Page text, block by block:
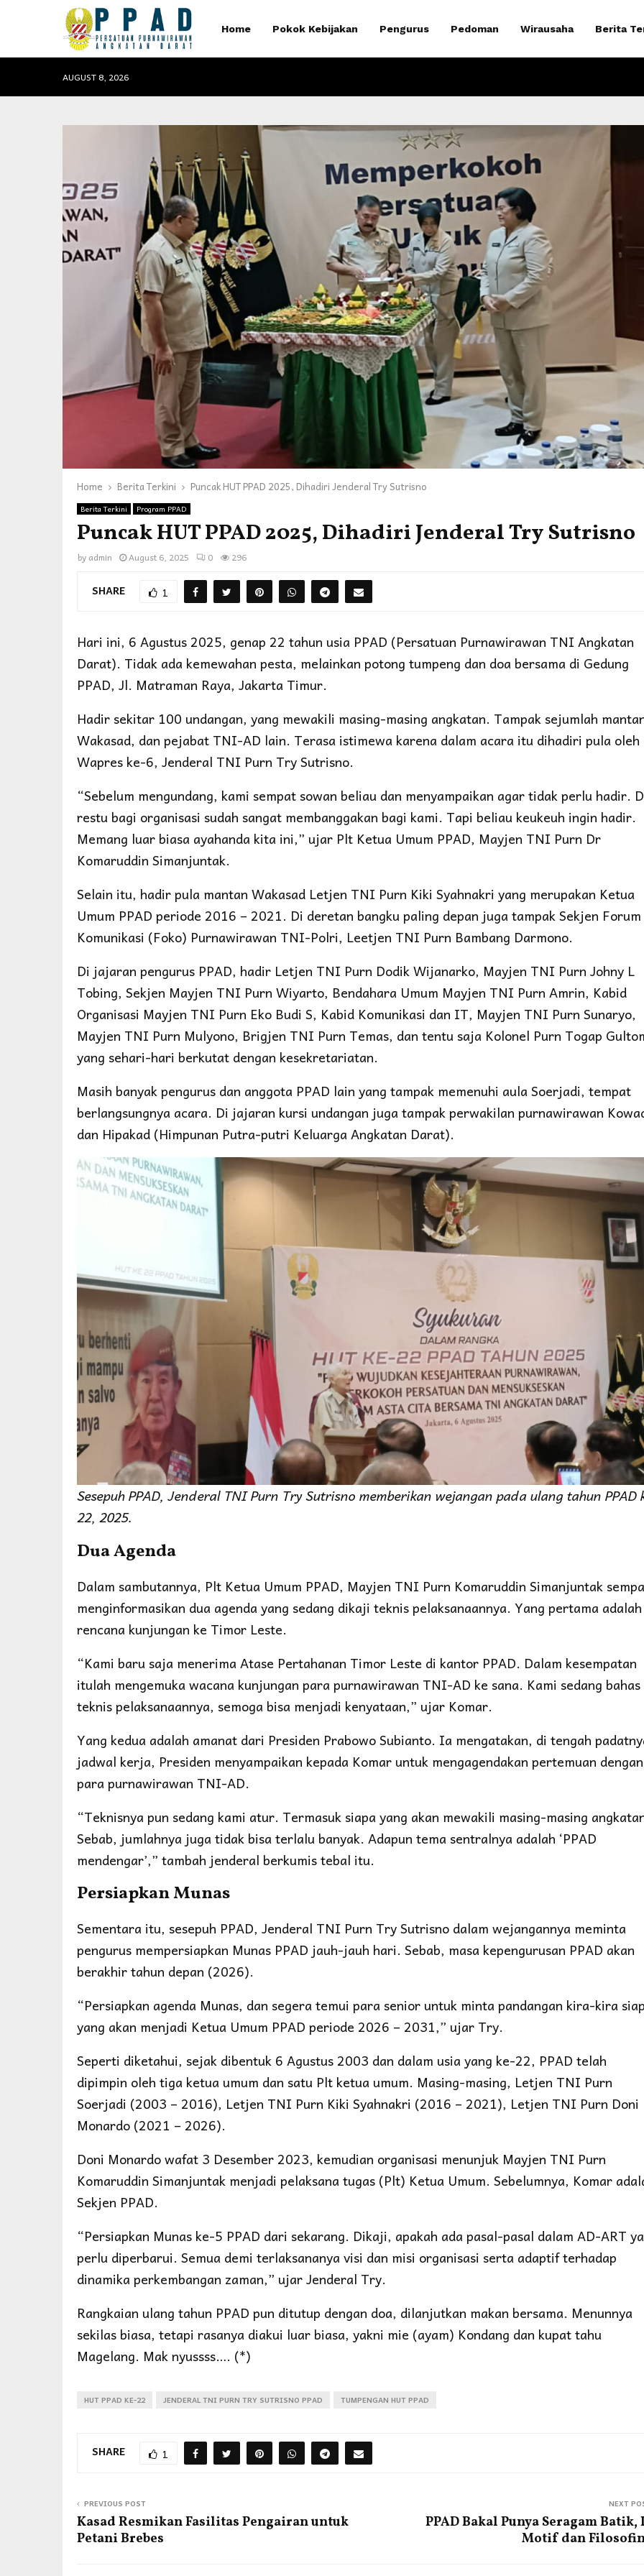
Home Pokok Kebijakan Pengurus Pedoman Wirausaha Berita
AUGUST 8, 2026
Home Berita Terkini Puncak HUT PPAD 2025, Dihadiri Jenderal Try Sutrisno
Berita Terkini Program PPAD
Puncak HUT PPAD 2025, Dihadiri Jenderal Try Sutrisno
by admin August 6, 2025 0 296
SHARE 1
Hari ini, 6 Agustus 2025, genap 22 tahun usia PPAD (Persatuan Purnawirawan TNI Angkatan
Darat). Tidak ada kemewahan pesta, melainkan potong tumpeng dan doa bersama di Gedung
PPAD, Jl. Matraman Raya, Jakarta Timur.
Hadir sekitar 100 undangan, yang mewakili masing-masing angkatan. Tampak sejumlah
Wakasad, dan pejabat TNI-AD lain. Terasa istimewa karena dalam acara itu dihadiri pula oleh
Wapres ke-6, Jenderal TNI Purn Try Sutrisno.
“Sebelum mengundang, kami sempat sowan beliau dan menyampaikan agar tidak perlu hadir.
restu bagi organisasi sudah sangat membanggakan bagi kami. Tapi beliau keukeuh ingin hadir.
Memang luar biasa ayahanda kita ini,” ujar Plt Ketua Umum PPAD, Mayjen TNI Purn Dr
Komaruddin Simanjuntak.
Selain itu, hadir pula mantan Wakasad Letjen TNI Purn Kiki Syahnakri yang merupakan Ketua
Umum PPAD periode 2016 – 2021. Di deretan bangku paling depan juga tampak Sekjen Forum
Komunikasi (Foko) Purnawirawan TNI-Polri, Leetjen TNI Purn Bambang Darmono.
Di jajaran pengurus PPAD, hadir Letjen TNI Purn Dodik Wijanarko, Mayjen TNI Purn Johny L
Tobing, Sekjen Mayjen TNI Purn Wiyarto, Bendahara Umum Mayjen TNI Purn Amrin, Kabid
Organisasi Mayjen TNI Purn Eko Budi S, Kabid Komunikasi dan IT, Mayjen TNI Purn Sunaryo,
Mayjen TNI Purn Mulyono, Brigjen TNI Purn Temas, dan tentu saja Kolonel Purn Togap
yang sehari-hari berkutat dengan kesekretariatan.
Masih banyak pengurus dan anggota PPAD lain yang tampak memenuhi aula Soerjadi, tempat
berlangsungnya acara. Di jajaran kursi undangan juga tampak perwakilan purnawirawan
dan Hipakad (Himpunan Putra-putri Keluarga Angkatan Darat).
Sesepuh PPAD, Jenderal TNI Purn Try Sutrisno memberikan wejangan pada ulang tahun PPAD
22, 2025.
Dua Agenda
Dalam sambutannya, Plt Ketua Umum PPAD, Mayjen TNI Purn Komaruddin Simanjuntak
menginformasikan dua agenda yang sedang dikaji teknis pelaksanaannya. Yang pertama adalah
rencana kunjungan ke Timor Leste.
“Kami baru saja menerima Atase Pertahanan Timor Leste di kantor PPAD. Dalam kesempatan
itulah mengemuka wacana kunjungan para purnawirawan TNI-AD ke sana. Kami sedang bahas
teknis pelaksanaannya, semoga bisa menjadi kenyataan,” ujar Komar.
Yang kedua adalah amanat dari Presiden Prabowo Subianto. Ia mengatakan, di tengah
jadwal kerja, Presiden menyampaikan kepada Komar untuk mengagendakan pertemuan dengan
para purnawirawan TNI-AD.
“Teknisnya pun sedang kami atur. Termasuk siapa yang akan mewakili masing-masing
Sebab, jumlahnya juga tidak bisa terlalu banyak. Adapun tema sentralnya adalah ‘PPAD
mendengar’,” tambah jenderal berkumis tebal itu.
Persiapkan Munas
Sementara itu, sesepuh PPAD, Jenderal TNI Purn Try Sutrisno dalam wejangannya meminta
pengurus mempersiapkan Munas PPAD jauh-jauh hari. Sebab, masa kepengurusan PPAD akan
berakhir tahun depan (2026).
“Persiapkan agenda Munas, dan segera temui para senior untuk minta pandangan kira-kira
yang akan menjadi Ketua Umum PPAD periode 2026 – 2031,” ujar Try.
Seperti diketahui, sejak dibentuk 6 Agustus 2003 dan dalam usia yang ke-22, PPAD telah
dipimpin oleh tiga ketua umum dan satu Plt ketua umum. Masing-masing, Letjen TNI Purn
Soerjadi (2003 – 2016), Letjen TNI Purn Kiki Syahnakri (2016 – 2021), Letjen TNI Purn Doni
Monardo (2021 – 2026).
Doni Monardo wafat 3 Desember 2023, kemudian organisasi menunjuk Mayjen TNI Purn
Komaruddin Simanjuntak menjadi pelaksana tugas (Plt) Ketua Umum. Sebelumnya, Komar
Sekjen PPAD.
“Persiapkan Munas ke-5 PPAD dari sekarang. Dikaji, apakah ada pasal-pasal dalam AD-ART
perlu diperbarui. Semua demi terlaksananya visi dan misi organisasi serta adaptif terhadap
dinamika perkembangan zaman,” ujar Jenderal Try.
Rangkaian ulang tahun PPAD pun ditutup dengan doa, dilanjutkan makan bersama. Menunnya
sekilas biasa, tetapi rasanya diakui luar biasa, yakni mie (ayam) Kondang dan kupat tahu
Magelang. Mak nyussss…. (*)
HUT PPAD KE-22 JENDERAL TNI PURN TRY SUTRISNO PPAD TUMPENGAN HUT PPAD
SHARE 1
PREVIOUS POST
Kasad Resmikan Fasilitas Pengairan untuk
Petani Brebes
NEXT
PPAD Bakal Punya Seragam
Motif dan